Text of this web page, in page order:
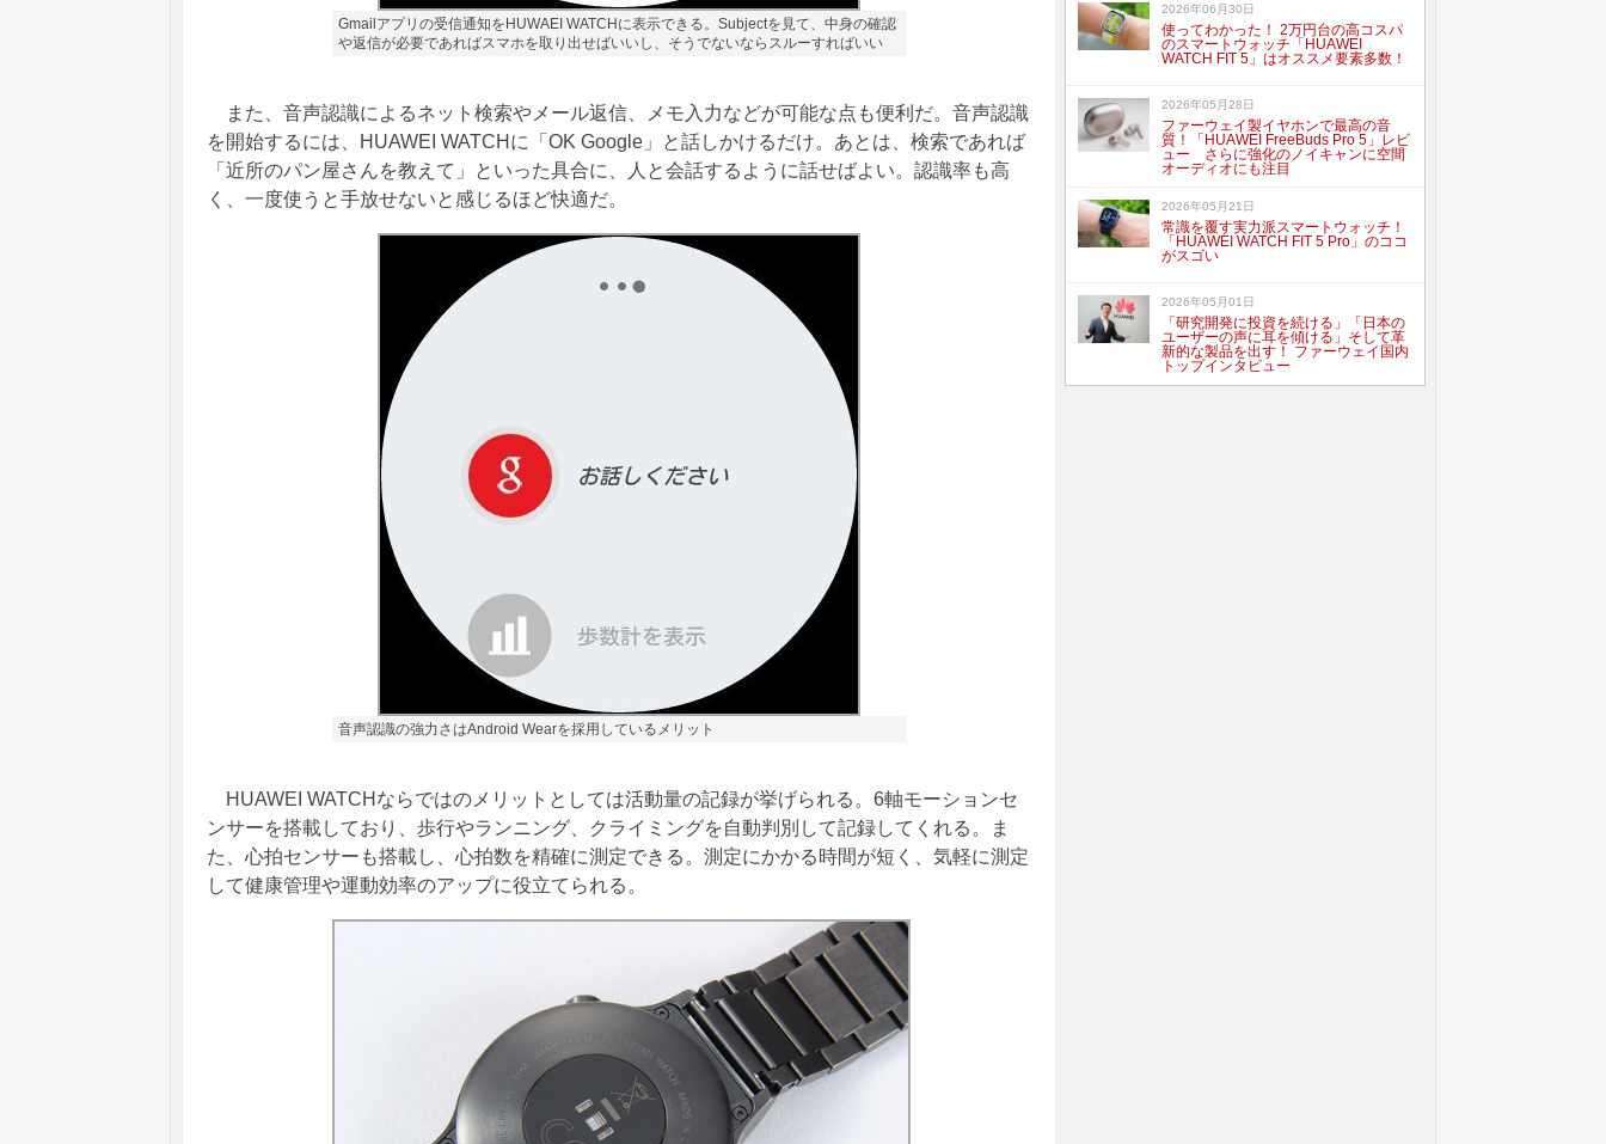
Gmailアプリの受信通知をHUWAEI WATCHに表示できる。Subjectを見て、中身の確認
や返信が必要であればスマホを取り出せばいいし、そうでないならスルーすればいい
また、音声認識によるネット検索やメール返信、メモ入力などが可能な点も便利だ。音声認識
を開始するには、HUAWEI WATCHに「OK Google」と話しかけるだけ。あとは、検索であれば
「近所のパン屋さんを教えて」といった具合に、人と会話するように話せばよい。認識率も高
く、一度使うと手放せないと感じるほど快適だ。
音声認識の強力さはAndroid Wearを採用しているメリット
HUAWEI WATCHならではのメリットとしては活動量の記録が挙げられる。6軸モーションセ
ンサーを搭載しており、歩行やランニング、クライミングを自動判別して記録してくれる。ま
た、心拍センサーも搭載し、心拍数を精確に測定できる。測定にかかる時間が短く、気軽に測定
して健康管理や運動効率のアップに役立てられる。
2026年06月30日
使ってわかった！ 2万円台の高コスパ
のスマートウォッチ「HUAWEI
WATCH FIT 5」はオススメ要素多数！
2026年05月28日
ファーウェイ製イヤホンで最高の音
質！「HUAWEI FreeBuds Pro 5」レビ
ュー さらに強化のノイキャンに空間
オーディオにも注目
2026年05月21日
常識を覆す実力派スマートウォッチ！
「HUAWEI WATCH FIT 5 Pro」のココ
がスゴい
2026年05月01日
「研究開発に投資を続ける」「日本の
ユーザーの声に耳を傾ける」そして革
新的な製品を出す！ ファーウェイ国内
トップインタビュー